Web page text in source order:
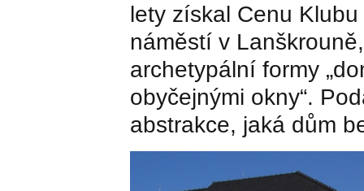
lety získal Cenu
náměstí v
archetypální formy
obyčejnými okny“.
abstrakce, jaká dům